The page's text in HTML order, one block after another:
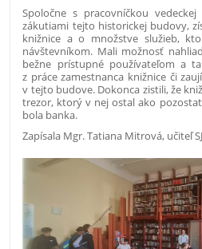
Spoločne s pracovníčkou
zákutiami tejto historickej budovy,
knižnice a o množstve služieb,
návštevníkom. Mali možnosť
bežne prístupné používateľom a
z práce zamestnanca knižnice či
v tejto budove. Dokonca zistili, že
trezor, ktorý v nej ostal ako
bola banka.
Zapísala Mgr. Tatiana Mitrová, učiteľ